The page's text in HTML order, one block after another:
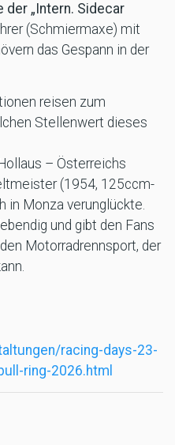
der „Intern. Sidecar
(Schmiermaxe) mit
das Gespann in der
reisen zum
Stellenwert dieses
– Österreichs
(1954, 125ccm-
in Monza verunglückte.
und gibt den Fans
Motorradrennsport, der
racing-days-23-
ring-2026.html